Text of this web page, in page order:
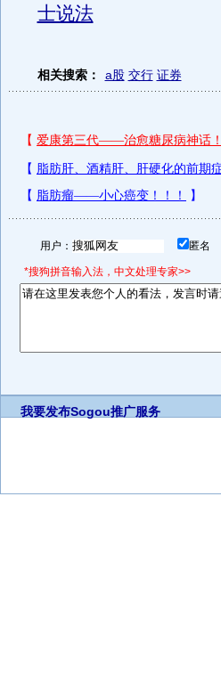
士说法
相关搜索： a股 交行 证券
用户： 匿名
*搜狗拼音输入法，中文处理专家>>
我要发布Sogou推广服务